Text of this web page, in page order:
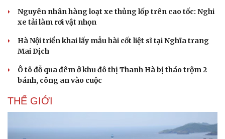
Nguyên nhân hàng loạt xe thủng lốp trên cao tốc: Nghi
xe tải làm rơi vật nhọn
Hà Nội triển khai lấy mẫu hài cốt liệt sĩ tại Nghĩa trang
Mai Dịch
Ô tô đỗ qua đêm ở khu đô thị Thanh Hà bị tháo trộm 2
bánh, công an vào cuộc
THẾ GIỚI